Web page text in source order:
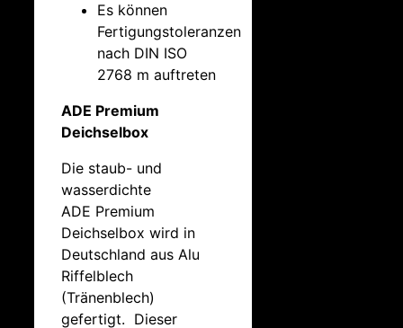
Es können
Fertigungstoleranzen
nach DIN ISO
2768 m auftreten
ADE Premium
Deichselbox
Die staub- und
wasserdichte
ADE Premium
Deichselbox wird in
Deutschland aus Alu
Riffelblech
(Tränenblech)
gefertigt. Dieser